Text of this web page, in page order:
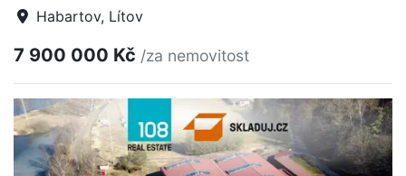
Habartov, Lítov
7 900 000 Kč /za nemovitost